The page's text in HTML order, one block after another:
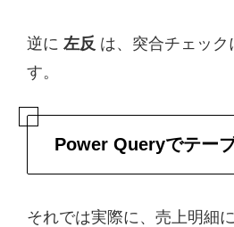
逆に 左反 は、突合チェッ
す。
Power Queryでテー
それでは実際に、売上明細